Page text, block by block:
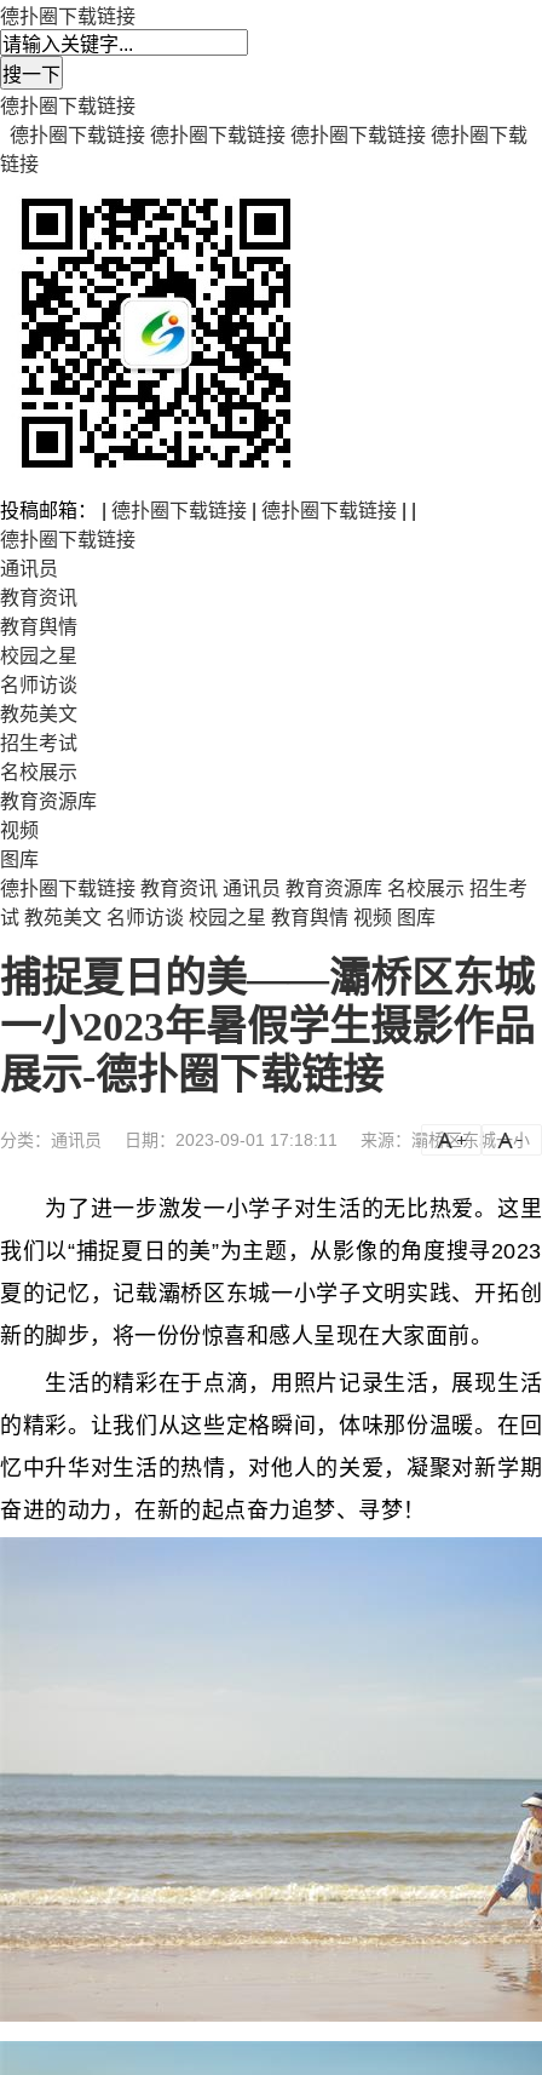
德扑圈下载链接
德扑圈下载链接
德扑圈下载链接 德扑圈下载链接 德扑圈下载链接 德扑圈下载
链接
投稿邮箱： | 德扑圈下载链接 德扑圈下载链接
德扑圈下载链接
通讯员
教育资讯
教育舆情
校园之星
名师访谈
教苑美文
招生考试
名校展示
教育资源库
视频
图库
德扑圈下载链接 教育资讯 通讯员 教育资源库 名校展示 招生考
试 教苑美文 名师访谈 校园之星 教育舆情 视频 图库
捕捉夏日的美——灞桥区东城
一小2023年暑假学生摄影作品
展示-德扑圈下载链接
分类： 通讯员 日期：2023-09-01 17:18:11 来源：灞桥区东城一小
a a-
为了进一步激发一小学子对生活的无比热爱。这里
我们以“捕捉夏日的美”为主题，从影像的角度搜寻2023
夏的记忆，记载灞桥区东城一小学子文明实践、开拓创
新的脚步，将一份份惊喜和感人呈现在大家面前。
生活的精彩在于点滴，用照片记录生活，展现生活
的精彩。让我们从这些定格瞬间，体味那份温暖。在回
忆中升华对生活的热情，对他人的关爱，凝聚对新学期
奋进的动力，在新的起点奋力追梦、寻梦！